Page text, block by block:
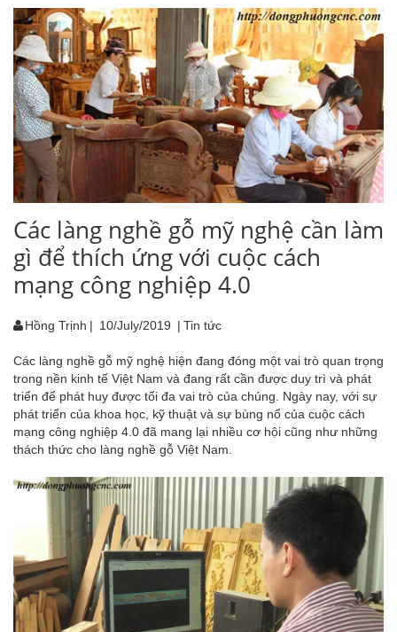
Các làng nghề gỗ mỹ nghệ cần làm
gì để thích ứng với cuộc cách
mạng công nghiệp 4.0
Hồng Trịnh | 10/July/2019 | Tin tức
Các làng nghề gỗ mỹ nghệ hiện đang đóng một vai trò quan trọng
trong nền kinh tế Việt Nam và đang rất cần được duy trì và phát
triển để phát huy được tối đa vai trò của chúng. Ngày nay, với sự
phát triển của khoa học, kỹ thuật và sự bùng nổ của cuộc cách
mạng công nghiệp 4.0 đã mang lại nhiều cơ hội cũng như những
thách thức cho làng nghề gỗ Việt Nam.